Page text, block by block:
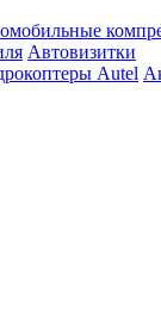
Автовизитки
Autel